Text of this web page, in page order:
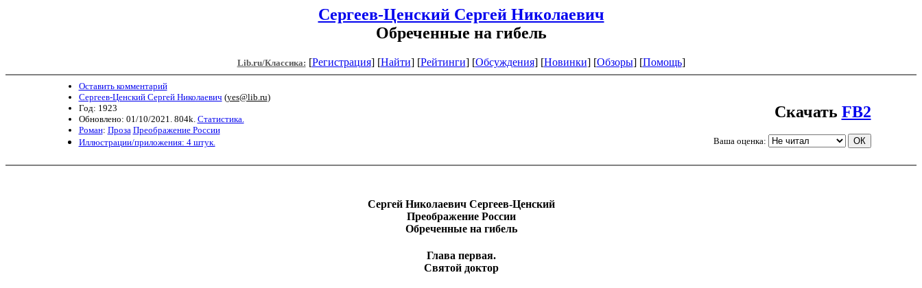
Сергеев-Ценский Сергей Николаевич
Обреченные на гибель
Lib.ru/Классика: [Регистрация] [Найти] [Рейтинги] [Обсуждения] [Новинки] [Обзоры] [Помощь]
Оставить комментарий
Сергеев-Ценский Сергей Николаевич (yes@lib.ru)
Год: 1923
Обновлено: 01/10/2021. 804k. Статистика.
Роман: Проза Преображение России
Иллюстрации/приложения: 4 штук.
Скачать FB2
Ваша оценка:
Сергей Николаевич Сергеев-Ценский
Преображение России
Обреченные на гибель
Глава первая.
Святой доктор